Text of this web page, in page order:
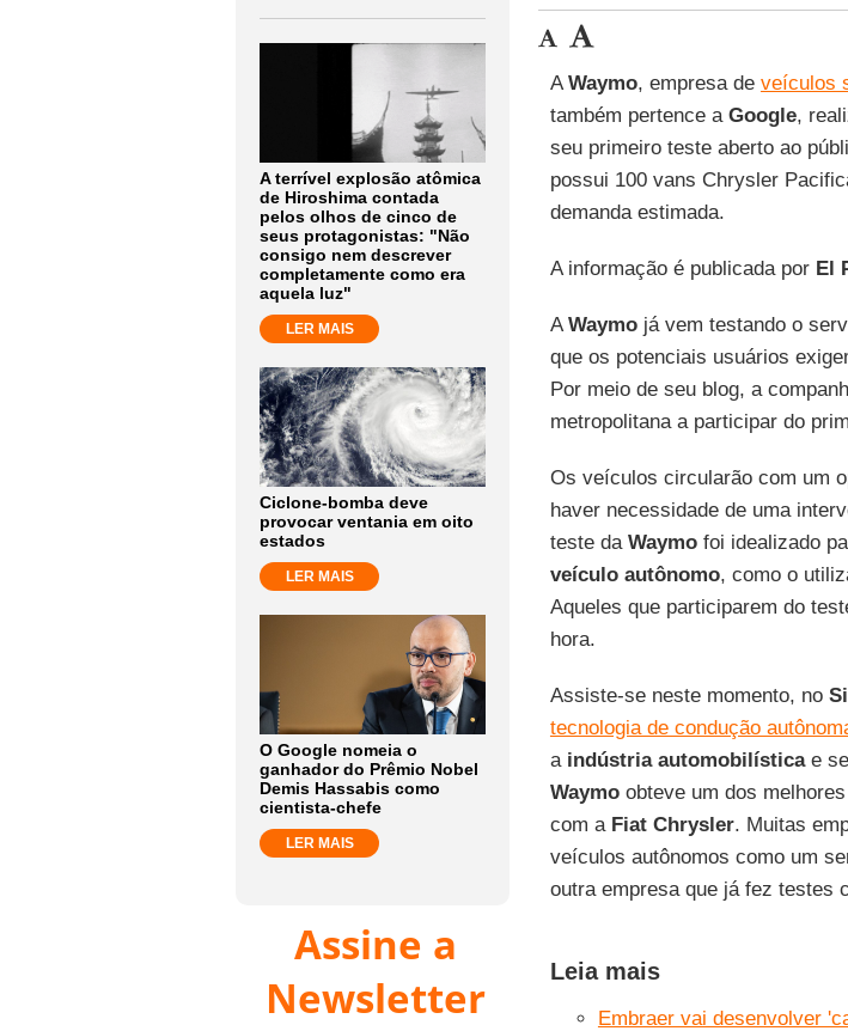
A terrível explosão atômica
de Hiroshima contada
pelos olhos de cinco de
seus protagonistas: "Não
consigo nem descrever
completamente como era
aquela luz"
LER MAIS
Ciclone-bomba deve
provocar ventania em oito
estados
LER MAIS
O Google nomeia o
ganhador do Prêmio Nobel
Demis Hassabis como
cientista-chefe
LER MAIS
Assine a
Newsletter
AWaymo, empresa de veículos
também pertence a Google,
seu primeiro teste aberto ao
possui 100 vans Chrysler
demanda estimada.
A informação é publicada por El
AWaymojá vem testando o
que os potenciais usuários
Por meio de seu blog, a
metropolitana a participar do
Os veículos circularão com um
haver necessidade de uma
teste da Waymofoi idealizado
veículo autônomo, como o
Aqueles que participarem do
hora.
Assiste-se neste momento, no
tecnologia de condução
aindústria automobilísticae se
Waymoobteve um dos
com aFiat Chrysler. Muitas
veículos autônomos como um
outra empresa que já fez testes
Leia mais
Embraer vai desenvolver